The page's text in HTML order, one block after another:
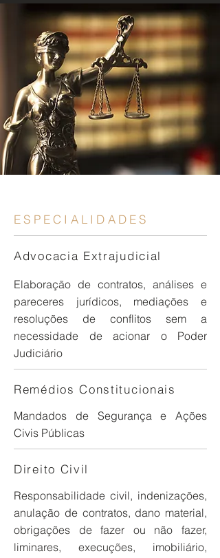
ESPECIALIDADES
​Advocacia Extrajudicial
​Elaboração de contratos, análises e
pareceres jurídicos, mediações e
resoluções de conflitos sem a
necessidade de acionar o Poder
Judiciário
Remédios Constitucionais
​Mandados de Segurança e Ações
Civis Públicas
Direito Civil
Responsabilidade civil, indenizações,
anulação de contratos, dano material,
obrigações de fazer ou não fazer,
liminares, execuções, imobiliário,